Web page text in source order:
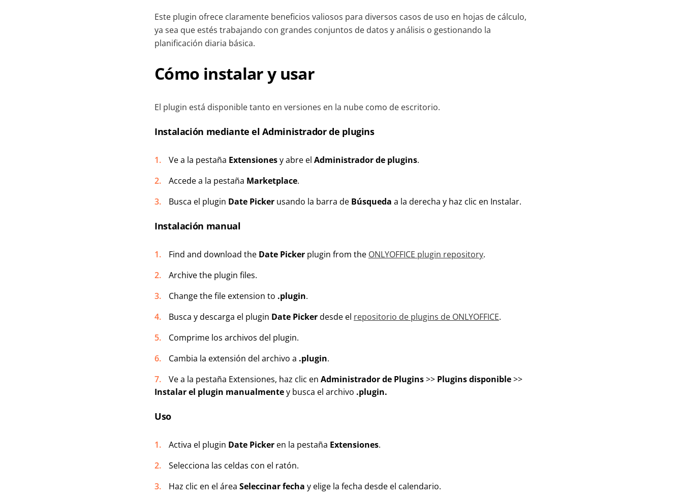
Este plugin ofrece claramente beneficios valiosos para diversos casos de uso en hojas de cálculo,
ya sea que estés trabajando con grandes conjuntos de datos y análisis o gestionando la
planificación diaria básica.
Cómo instalar y usar
El plugin está disponible tanto en versiones en la nube como de escritorio.
Instalación mediante el Administrador de plugins
Ve a la pestaña Extensionesy abre el Administrador de plugins.
Accede a la pestaña Marketplace.
Busca el plugin Date Picker usando la barra de Búsqueda a la derecha y haz clic en Instalar.
Instalación manual
Find and download the Date Picker plugin from the ONLYOFFICE plugin repository.
Archive the plugin files.
Change the file extension to .plugin.
Busca y descarga el plugin Date Pickerdesde el repositorio de plugins de ONLYOFFICE.
Comprime los archivos del plugin.
Cambia la extensión del archivo a .plugin.
Ve a la pestaña Extensiones, haz clic en Administrador de Plugins>> Plugins disponible>>
Instalar el plugin manualmentey busca el archivo .plugin.
Uso
Activa el plugin Date Picker en la pestaña Extensiones.
Selecciona las celdas con el ratón.
Haz clic en el área Seleccinar fecha y elige la fecha desde el calendario.